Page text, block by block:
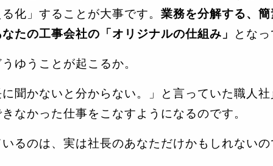
化」することが大事です。 業務を分解する、
たの工事会社の「オリジナルの仕組み」
とな
ゆうことが起こるか。
聞かないと分からない。」と言っていた職人
なかった仕事をこなすようになるのです。
るのは、実は社長のあなただけかもしれないの